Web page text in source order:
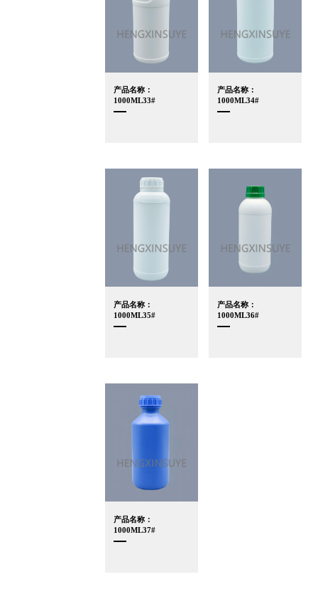
产品名称：
1000ML33#
产品名称：
1000ML34#
产品名称：
1000ML35#
产品名称：
1000ML36#
产品名称：
1000ML37#